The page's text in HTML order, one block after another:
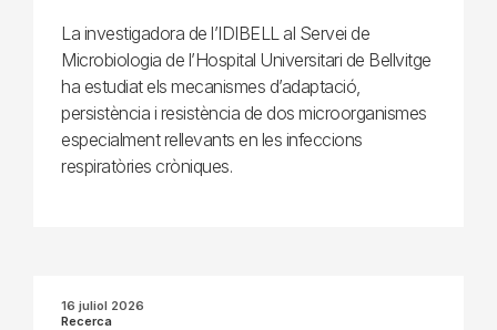
La investigadora de l’IDIBELL al Servei de
Microbiologia de l’Hospital Universitari de Bellvitge
ha estudiat els mecanismes d’adaptació,
persistència i resistència de dos microorganismes
especialment rellevants en les infeccions
respiratòries cròniques.
16 juliol 2026
Recerca